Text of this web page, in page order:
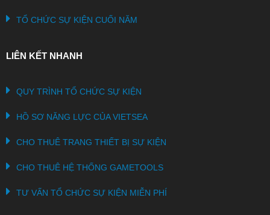
TỔ CHỨC SỰ KIỆN CUỐI NĂM
LIÊN KẾT NHANH
QUY TRÌNH TỔ CHỨC SỰ KIỆN
HỒ SƠ NĂNG LỰC CỦA VIETSEA
CHO THUÊ TRANG THIẾT BỊ SỰ KIỆN
CHO THUÊ HỆ THỐNG GAMETOOLS
TƯ VẤN TỔ CHỨC SỰ KIỆN MIỄN PHÍ